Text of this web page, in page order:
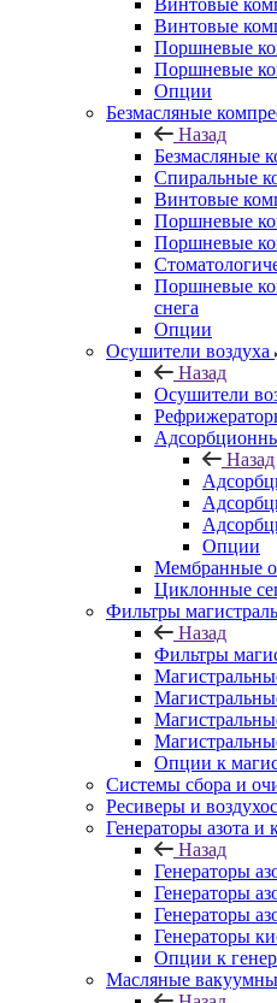
Винтовые
Винтовые
Поршневые
Поршневые
Опции
Безмасляные
Назад
Безмасляные
Спиральные
Винтовые
Поршневые
Поршневые
Поршневые
снега
Опции
Осушители воздуха
Назад
Осушители
Назад
Опции
Мембранные
Циклонные
Фильтры
Назад
Фильтры
Опции к
Системы сбора и
Ресиверы и
Генераторы азота и
Назад
Генераторы
Генераторы
Генераторы
Генераторы
Опции к
Масляные